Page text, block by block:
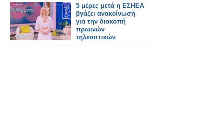
μέρες για την
τηλεόραση
5 μέρες μετά η ΕΣΗΕΑ
βγάζει ανακοίνωση
για την διακοπή
πρωινών
τηλεοπτικών
εκπομπών...